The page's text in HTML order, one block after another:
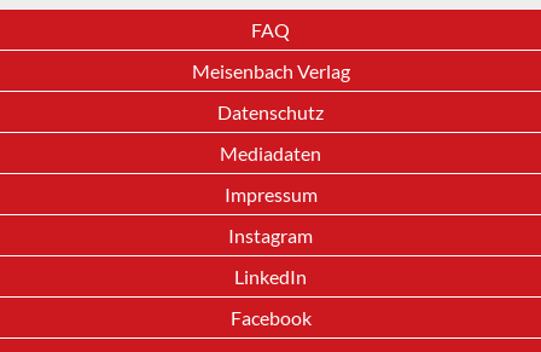
FAQ
Meisenbach Verlag
Datenschutz
Mediadaten
Impressum
Instagram
LinkedIn
Facebook